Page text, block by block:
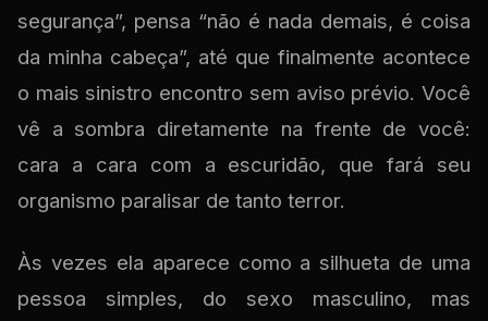
segurança”, pensa “não é nada demais, é coisa
da minha cabeça”, até que finalmente acontece
o mais sinistro encontro sem aviso prévio. Você
vê a sombra diretamente na frente de você:
cara a cara com a escuridão, que fará seu
organismo paralisar de tanto terror.
Às vezes ela aparece como a silhueta de uma
pessoa simples, do sexo masculino, mas